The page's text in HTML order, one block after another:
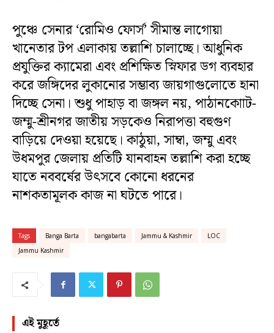
পুঞ্চে সেনার ‘রোমিও ফোর্স’ সীমান্ত লাগোয়া
খানেতার টপ এলাকায় তল্লাশি চালাচ্ছে। আধুনিক
প্রযুক্তির ক্যামেরা এবং প্রশিক্ষিত স্নিফার ডগ ব্যবহার
করে জঙ্গিদের লুকানোর সম্ভাব্য জায়গাগুলোতে হানা
দিচ্ছে সেনা। শুধু পাহাড় বা জঙ্গল নয়, পাঠানকোাট-
জম্মু-শ্রীনগর জাতীয় সড়কেও নিরাপত্তা বহুগুণ
বাড়িয়ে দেওয়া হয়েছে। কাঠুয়া, সাম্বা, জম্মু এবং
উধমপুর জেলায় প্রতিটি যানবাহন তল্লাশি করা হচ্ছে
যাতে নববর্ষের উৎসবে কোনো ধরনের
নাশকতামূলক কাজ না ঘটতে পারে।
Tags Banga Barta bangabarta Jammu & Kashmir
LOC
Jammu Kashmir
এই মুহূর্তে